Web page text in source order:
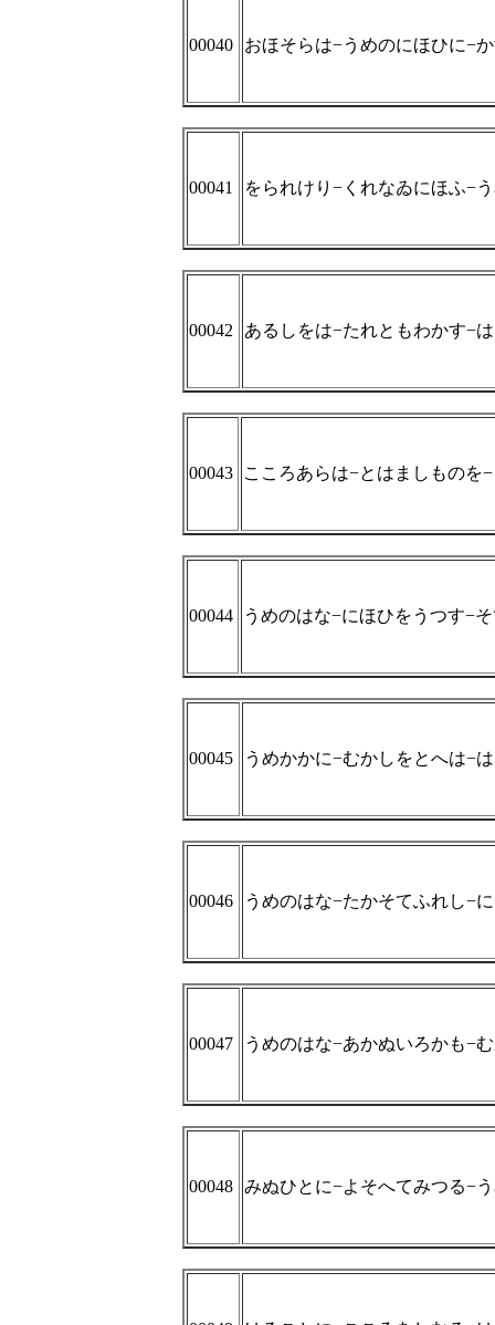
00040 おほそらは−うめのにほひに−
00041 をられけり−くれなゐにほふ−
00042 あるしをは−たれともわかす−
00043 こころあらは−とはましものを
00044 うめのはな−にほひをうつす−
00045 うめかかに−むかしをとへは−
00046 うめのはな−たかそてふれし−
00047 うめのはな−あかぬいろかも−
00048 みぬひとに−よそへてみつる−